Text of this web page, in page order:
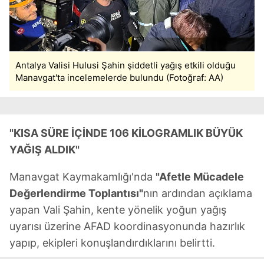
Antalya Valisi Hulusi Şahin şiddetli yağış etkili olduğu
Manavgat'ta incelemelerde bulundu (Fotoğraf: AA)
"KISA SÜRE İÇİNDE 106 KİLOGRAMLIK BÜYÜK
YAĞIŞ ALDIK"
Manavgat Kaymakamlığı'nda "Afetle Mücadele
Değerlendirme Toplantısı"nın ardından açıklama
yapan Vali Şahin, kente yönelik yoğun yağış
uyarısı üzerine AFAD koordinasyonunda hazırlık
yapıp, ekipleri konuşlandırdıklarını belirtti.